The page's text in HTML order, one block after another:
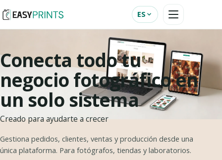
ES
Conecta todo tu
negocio fotográfico en
un solo sistema
Creado para ayudarte a crecer
Gestiona pedidos, clientes, ventas y producción desde una
única plataforma. Para fotógrafos, tiendas y laboratorios.